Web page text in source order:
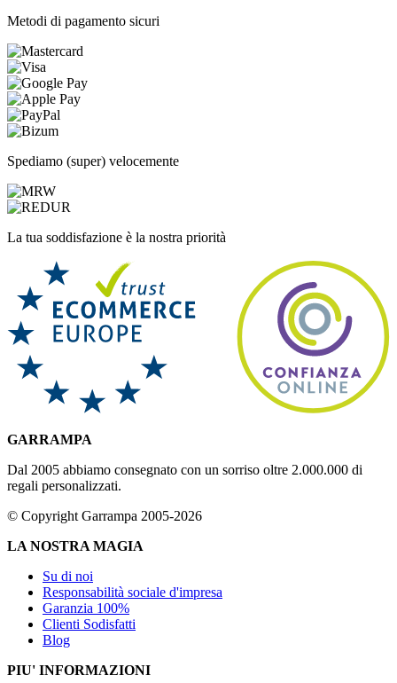
Metodi di pagamento sicuri
Spediamo (super) velocemente
La tua soddisfazione è la nostra priorità
GARRAMPA
Dal 2005 abbiamo consegnato con un sorriso oltre 2.000.000 di
regali personalizzati.
© Copyright Garrampa 2005-2026
LA NOSTRA MAGIA
Su di noi
Responsabilità sociale d'impresa
Garanzia 100%
Clienti Sodisfatti
Blog
PIU' INFORMAZIONI